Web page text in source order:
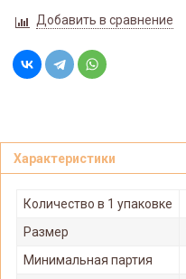
Добавить в сравнение
Характеристики
Количество в 1 упаковке
Размер
Минимальная партия